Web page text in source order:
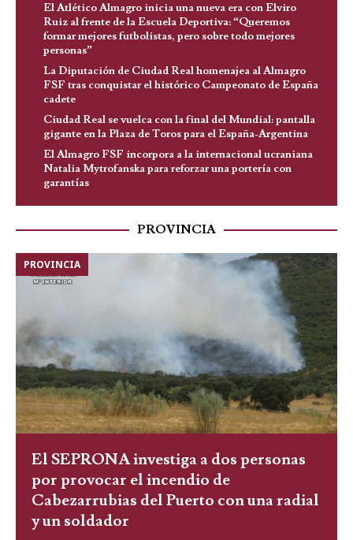
El Atlético Almagro inicia una nueva era con Elviro
Ruiz al frente de la Escuela Deportiva: “Queremos
formar mejores futbolistas, pero sobre todo mejores
personas”
La Diputación de Ciudad Real homenajea al Almagro
FSF tras conquistar el histórico Campeonato de España
cadete
Ciudad Real se vuelca con la final del Mundial: pantalla
gigante en la Plaza de Toros para el España-Argentina
El Almagro FSF incorpora a la internacional ucraniana
Natalia Mytrofanska para reforzar una portería con
garantías
PROVINCIA
PROVINCIA
El SEPRONA investiga a dos personas
por provocar el incendio de
Cabezarrubias del Puerto con una radial
y un soldador